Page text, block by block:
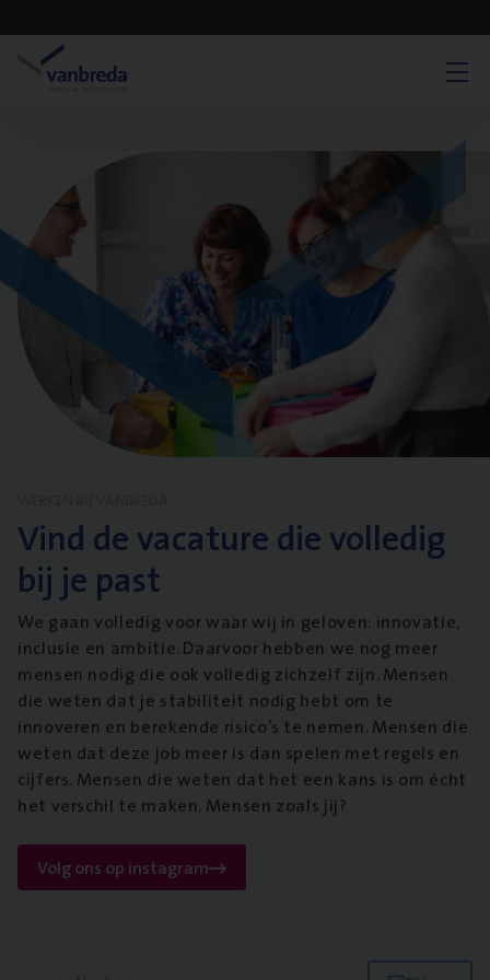
Vind de vacature die volledig
bij je past
We gaan volledig voor waar wij in geloven: innovatie,
inclusie en ambitie. Daarvoor hebben we nog meer
mensen nodig die ook volledig zichzelf zijn. Mensen
die weten dat je stabiliteit nodig hebt om te
innoveren en berekende risico’s te nemen. Mensen die
weten dat deze job meer is dan spelen met regels en
cijfers. Mensen die weten dat het een kans is om écht
het verschil te maken. Mensen zoals jij?
Volg ons op instagram